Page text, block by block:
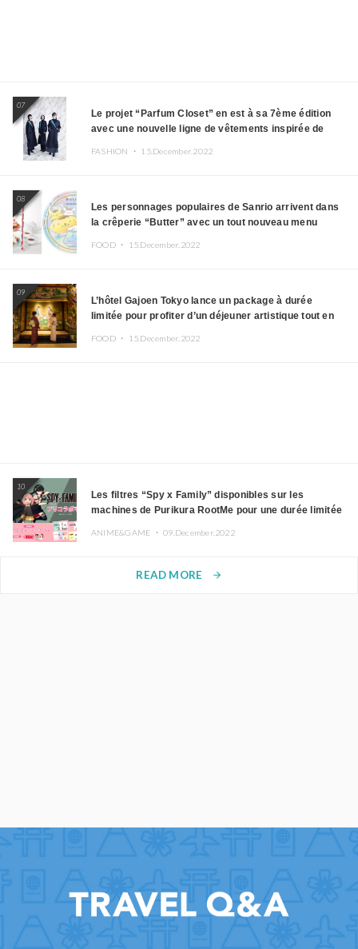
07
Le projet “Parfum Closet” en est à sa 7ème édition
avec une nouvelle ligne de vêtements inspirée de
FASHION ・ 15.December.2022
08
Les personnages populaires de Sanrio arrivent dans
la crêperie “Butter” avec un tout nouveau menu
FOOD ・ 15.December.2022
09
L’hôtel Gajoen Tokyo lance un package à durée
limitée pour profiter d’un déjeuner artistique tout en
FOOD ・ 15.December.2022
10
Les filtres “Spy x Family” disponibles sur les
machines de Purikura RootMe pour une durée limitée
ANIME&GAME ・09.December.2022
READ MORE arrow_forward